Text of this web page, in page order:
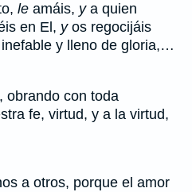
le amáis, ya quien
en El, yos regocijáis
y lleno de gloria,…
obrando con toda
fe, virtud, y a la virtud,
a otros, porque el amor